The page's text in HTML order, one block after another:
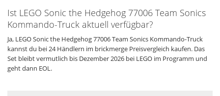
Ist LEGO Sonic the Hedgehog 77006 Team Sonics
Kommando-Truck aktuell verfügbar?
Ja, LEGO Sonic the Hedgehog 77006 Team Sonics Kommando-Truck
kannst du bei 24 Händlern im brickmerge Preisvergleich kaufen. Das
Set bleibt vermutlich bis Dezember 2026 bei LEGO im Programm und
geht dann EOL.